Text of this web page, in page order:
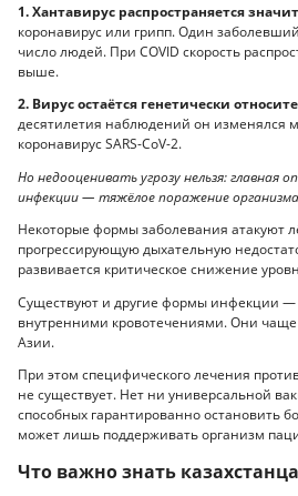
1. Хантавирус распространяется
коронавирус или грипп. Один
число людей. При COVID скорость
выше.
2. Вирус остаётся генетически
десятилетия наблюдений он изменялся
коронавирус SARS-CoV-2.
Но недооценивать угрозу нельзя: главная
инфекции — тяжёлое поражение
Некоторые формы заболевания атакуют
прогрессирующую дыхательную
развивается критическое снижение
Существуют и другие формы инфекции —
внутренними кровотечениями. Они чаще
Азии.
При этом специфического лечения
не существует. Нет ни универсальной
способных гарантированно остановить
может лишь поддерживать организм
Что важно знать